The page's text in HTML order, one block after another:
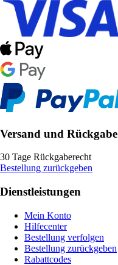
Versand und Rückgabe
30 Tage Rückgaberecht
Bestellung zurückgeben
Dienstleistungen
Mein Konto
Hilfecenter
Bestellung verfolgen
Bestellung zurückgeben
Rabattcodes